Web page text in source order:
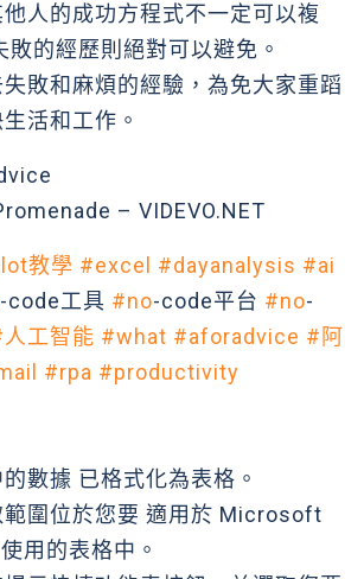
人的成功方程式不一定可以複
敗的經歷則絕對可以避免。
敗和麻煩的經驗，為免大家重蹈
活和工作。
– VIDEVO.NET
教學 #excel #dayanalysis #ai
-code工具 #no-code平台 #no-
工智能 #what #aforadvice #阿
#rpa #productivity
數據 已格式化為表格。
範圍位於您要 適用於 Microsoft
用的表格中。